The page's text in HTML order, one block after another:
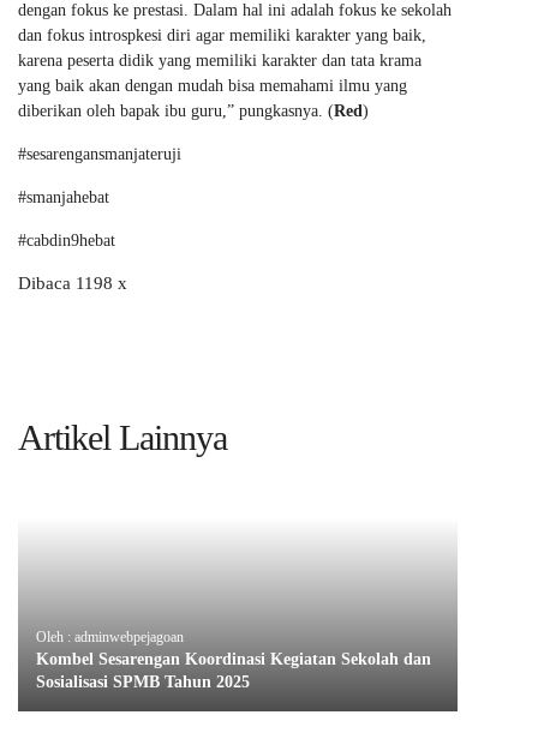
dengan fokus ke prestasi. Dalam hal ini adalah fokus ke sekolah
dan fokus introspkesi diri agar memiliki karakter yang baik,
karena peserta didik yang memiliki karakter dan tata krama
yang baik akan dengan mudah bisa memahami ilmu yang
diberikan oleh bapak ibu guru,” pungkasnya. (Red)
#sesarengansmanjateruji
#smanjahebat
#cabdin9hebat
Dibaca 1198 x
Artikel Lainnya
Oleh : adminwebpejagoan
Kombel Sesarengan Koordinasi Kegiatan Sekolah dan
Sosialisasi SPMB Tahun 2025